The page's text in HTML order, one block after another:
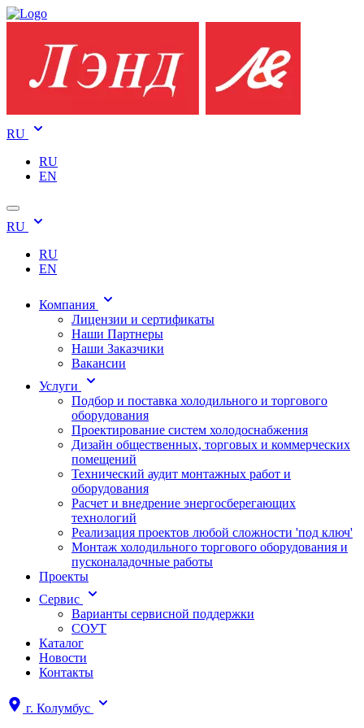
RU
RU
EN
RU
RU
EN
Компания
Лицензии и сертификаты
Наши Партнеры
Наши Заказчики
Вакансии
Услуги
Подбор и поставка холодильного и торгового
оборудования
Проектирование систем холодоснабжения
Дизайн общественных, торговых и коммерческих
помещений
Технический аудит монтажных работ и
оборудования
Расчет и внедрение энергосберегающих
технологий
Реализация проектов любой сложности 'под ключ'
Монтаж холодильного торгового оборудования и
пусконаладочные работы
Проекты
Сервис
Варианты сервисной поддержки
СОУТ
Каталог
Новости
Контакты
г. Колумбус